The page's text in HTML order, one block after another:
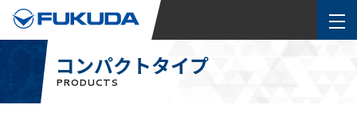
コンパクトタイプ
PRODUCTS